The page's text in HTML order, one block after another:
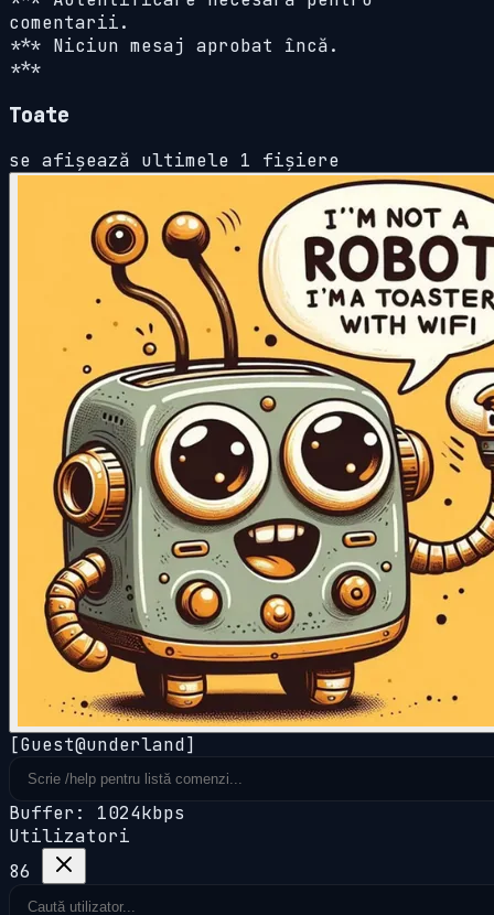
comentarii.
*** Niciun mesaj aprobat încă.
***
Toate
se afișează ultimele 1 fișiere
[Guest@underland]
Buffer: 1024kbps
Utilizatori
86